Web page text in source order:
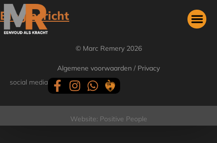
Blog bericht
Lorem ipsum dolor sit amet, consectetur adipiscing elit, sed
do eiusmod tempor incididunt ut labore et dolore magna
aliqua. Ut enim ad minim veniam, quis nostrud exercitation
ullamco laboris nisi ut aliquip ex ea commodo consequat.
Lorem ipsum dolor sit amet consectetur adipiscing Lorem
© Marc Remery 2026
Algemene voorwaarden / Privacy
social media
Website: Positive People